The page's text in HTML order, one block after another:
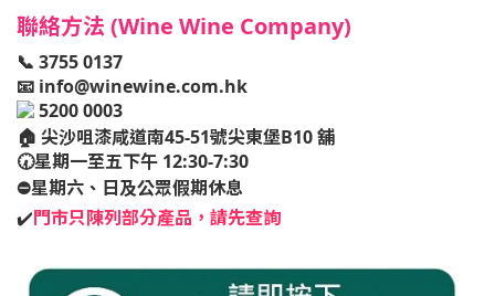
聯絡方法 (Wine Wine Company)
📞 3755 0137
📧 info@winewine.com.hk
5200 0003
🏠 尖沙咀漆咸道南45-51號尖東堡B10 舖
🕢星期一至五下午 12:30-7:30
⛔️星期六、日及公眾假期休息
✔️門市只陳列部分產品，請先查詢